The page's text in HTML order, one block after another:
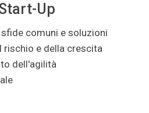
Up
comuni e soluzioni
rischio e della crescita
dell'agilità